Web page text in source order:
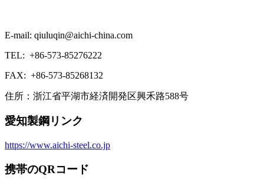
E-mail: qiuluqin@aichi-china.com
TEL: +86-573-85276222
FAX: +86-573-85268132
住所：浙江省平湖市経済開発区興禾路588号
愛知製鋼リンク
https://www.aichi-steel.co.jp
携帯のQRコード